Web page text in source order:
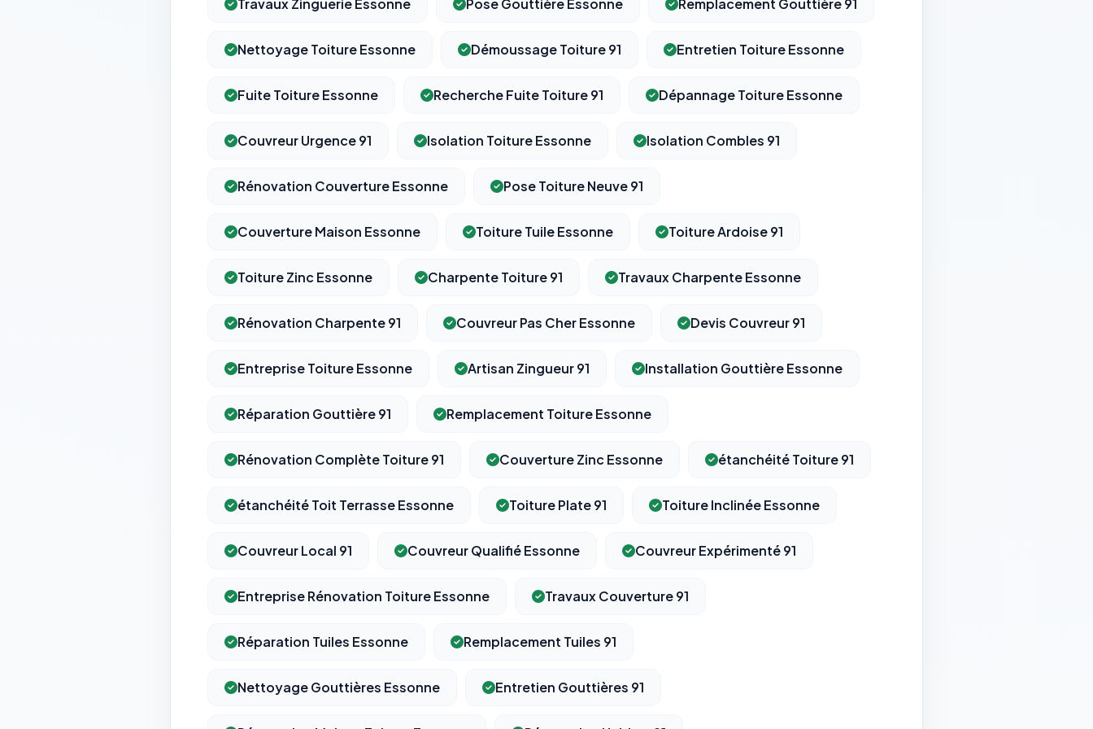
Travaux Zinguerie Essonne Pose Gouttière Essonne Remplacement Gouttière 91
Nettoyage Toiture Essonne Démoussage Toiture 91 Entretien Toiture Essonne
Fuite Toiture Essonne Recherche Fuite Toiture 91 Dépannage Toiture Essonne
Couvreur Urgence 91 Isolation Toiture Essonne Isolation Combles 91
Rénovation Couverture Essonne Pose Toiture Neuve 91
Couverture Maison Essonne Toiture Tuile Essonne Toiture Ardoise 91
Toiture Zinc Essonne Charpente Toiture 91 Travaux Charpente Essonne
Rénovation Charpente 91 Couvreur Pas Cher Essonne Devis Couvreur 91
Entreprise Toiture Essonne Artisan Zingueur 91 Installation Gouttière Essonne
Réparation Gouttière 91 Remplacement Toiture Essonne
Rénovation Complète Toiture 91 Couverture Zinc Essonne étanchéité Toiture 91
étanchéité Toit Terrasse Essonne Toiture Plate 91 Toiture Inclinée Essonne
Couvreur Local 91 Couvreur Qualifié Essonne Couvreur Expérimenté 91
Entreprise Rénovation Toiture Essonne Travaux Couverture 91
Réparation Tuiles Essonne Remplacement Tuiles 91
Nettoyage Gouttières Essonne Entretien Gouttières 91